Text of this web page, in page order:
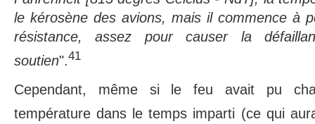
le kérosène des avions, mais il commence à
résistance, assez pour causer la
soutien". 41
Cependant, même si le feu avait pu
température dans le temps imparti (ce qui